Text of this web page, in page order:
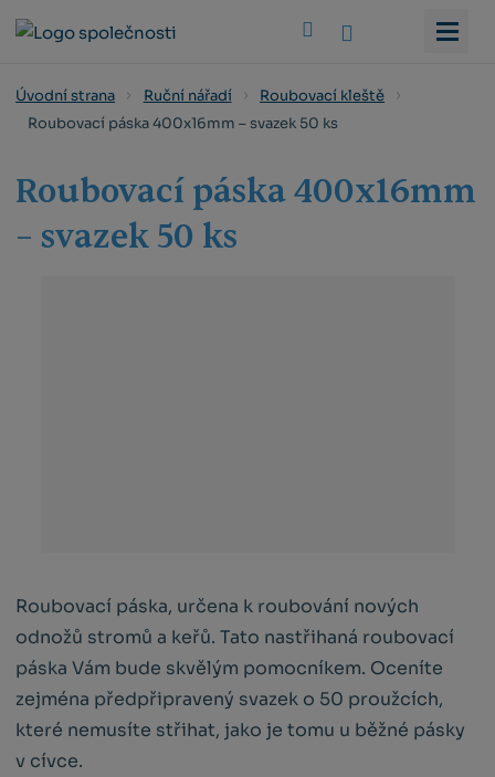
Úvodní strana Ruční nářadí
Roubovací kleště
Roubovací páska 400x16mm – svazek 50 ks
Roubovací páska 400x16mm
– svazek 50 ks
Roubovací páska, určena k roubování nových
odnožů stromů a keřů. Tato nastřihaná roubovací
páska Vám bude skvělým pomocníkem. Oceníte
zejména předpřipravený svazek o 50 proužcích,
které nemusíte střihat, jako je tomu u běžné pásky
v cívce.